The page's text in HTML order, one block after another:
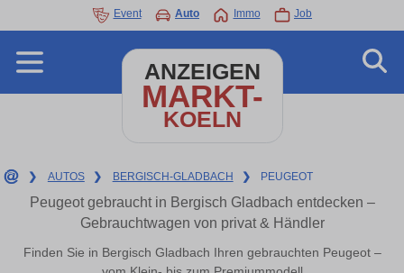
Event Auto Immo Job
ANZEIGEN
MARKT-
KOELN
❯ AUTOS ❯ BERGISCH-GLADBACH ❯ PEUGEOT
Peugeot gebraucht in Bergisch Gladbach entdecken –
Gebrauchtwagen von privat & Händler
Finden Sie in Bergisch Gladbach Ihren gebrauchten Peugeot –